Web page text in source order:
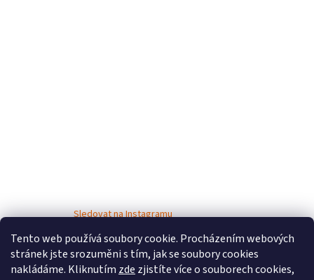
Tento web používá soubory cookie. Procházením webových
stránek jste srozuměni s tím, jak se soubory cookies
nakládáme. Kliknutím zde zjistíte více o souborech cookies,
Sledovat na Instagramu